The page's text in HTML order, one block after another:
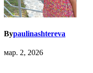
Bypaulinashtereva
мар. 2, 2026